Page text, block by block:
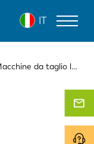
IT
da taglio laser a superficie plana